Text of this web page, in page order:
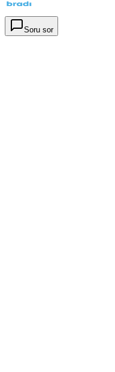
Soru sor